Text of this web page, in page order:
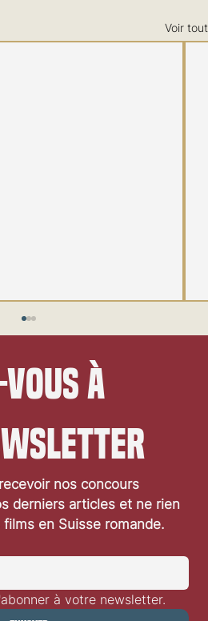
Voir tout
Taxi Driver
à
nos concours
derniers articles et ne rien
en Suisse romande.
à votre newsletter.